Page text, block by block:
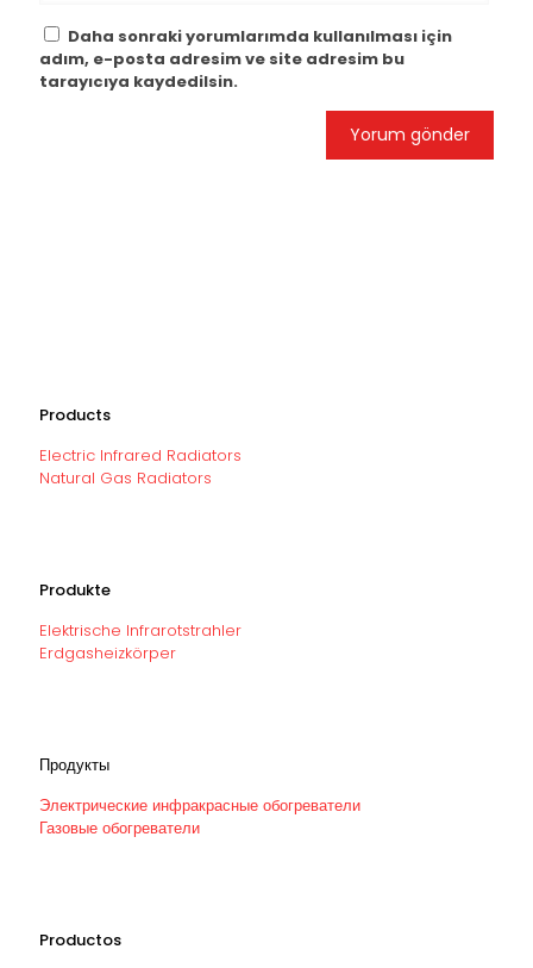
Daha sonraki yorumlarımda kullanılması için
adım, e-posta adresim ve site adresim bu
tarayıcıya kaydedilsin.
Products
Electric Infrared Radiators
Natural Gas Radiators
Produkte
Elektrische Infrarotstrahler
Erdgasheizkörper
Продукты
Электрические инфракрасные обогреватели
Газовые обогреватели
Productos